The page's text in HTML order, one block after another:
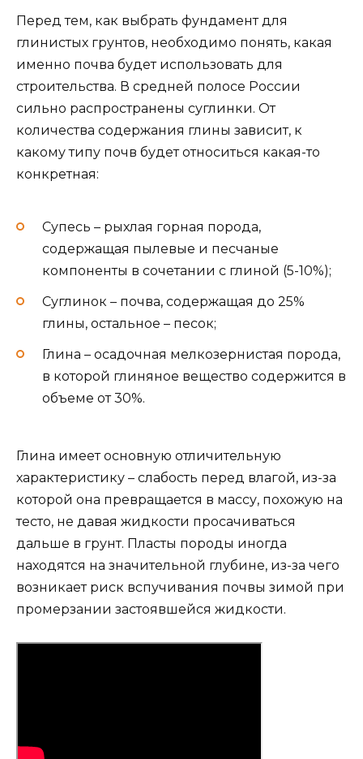
Перед тем, как выбрать фундамент для
глинистых грунтов, необходимо понять, какая
именно почва будет использовать для
строительства. В средней полосе России
сильно распространены суглинки. От
количества содержания глины зависит, к
какому типу почв будет относиться какая-то
конкретная:
Супесь – рыхлая горная порода,
содержащая пылевые и песчаные
компоненты в сочетании с глиной (5-10%);
Суглинок – почва, содержащая до 25%
глины, остальное – песок;
Глина – осадочная мелкозернистая порода,
в которой глиняное вещество содержится в
объеме от 30%.
Глина имеет основную отличительную
характеристику – слабость перед влагой, из-за
которой она превращается в массу, похожую на
тесто, не давая жидкости просачиваться
дальше в грунт. Пласты породы иногда
находятся на значительной глубине, из-за чего
возникает риск вспучивания почвы зимой при
промерзании застоявшейся жидкости.